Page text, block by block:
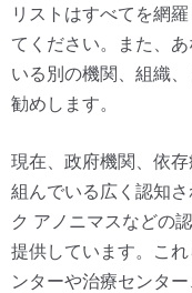
リストはすべてを網
てください。また、
いる別の機関、組織
勧めします。
現在、政府機関、依
組んでいる広く認知
ク アノニマスなどの
提供しています。こ
ンターや治療センタ